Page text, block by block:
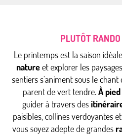
PLUTÔT
Le printemps est la saison
natureet explorer les
sentiers s’animent sous le
parent de vert tendre.À
guider à travers des
paisibles, collines verdoyantes
vous soyez adepte de grandes